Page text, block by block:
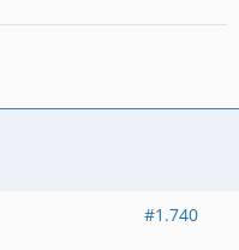
13% + 13% = 57%
= 109%
#1.740